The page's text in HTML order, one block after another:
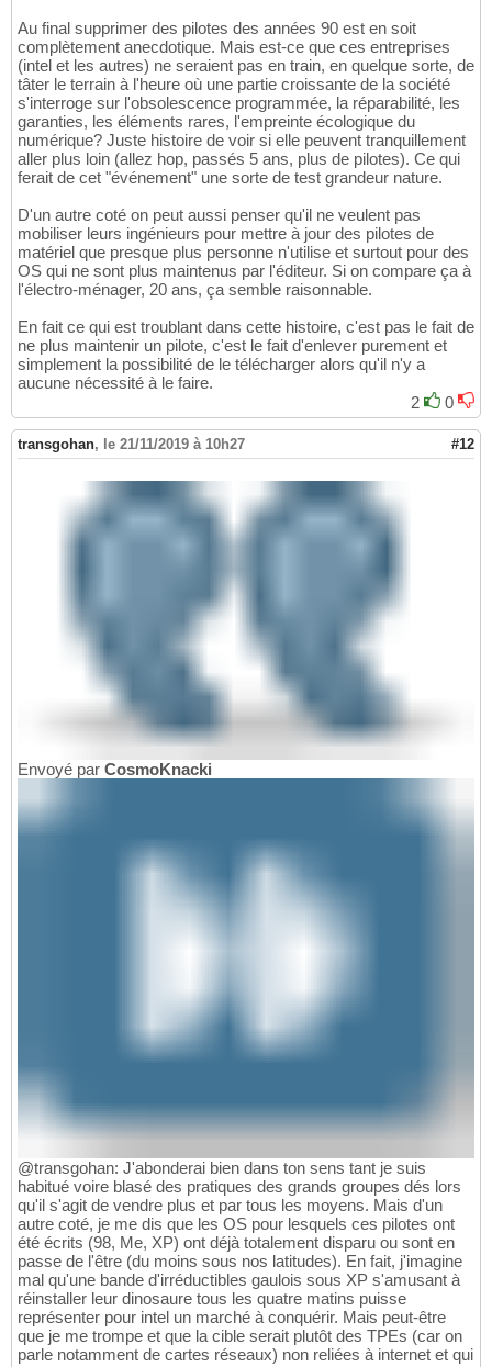
Au final supprimer des pilotes des années 90 est en soit
complètement anecdotique. Mais est-ce que ces entreprises
(intel et les autres) ne seraient pas en train, en quelque sorte, de
tâter le terrain à l'heure où une partie croissante de la société
s'interroge sur l'obsolescence programmée, la réparabilité, les
garanties, les éléments rares, l'empreinte écologique du
numérique? Juste histoire de voir si elle peuvent tranquillement
aller plus loin (allez hop, passés 5 ans, plus de pilotes). Ce qui
ferait de cet "événement" une sorte de test grandeur nature.
D'un autre coté on peut aussi penser qu'il ne veulent pas
mobiliser leurs ingénieurs pour mettre à jour des pilotes de
matériel que presque plus personne n'utilise et surtout pour des
OS qui ne sont plus maintenus par l'éditeur. Si on compare ça à
l'électro-ménager, 20 ans, ça semble raisonnable.
En fait ce qui est troublant dans cette histoire, c'est pas le fait de
ne plus maintenir un pilote, c'est le fait d'enlever purement et
simplement la possibilité de le télécharger alors qu'il n'y a
aucune nécessité à le faire.
2
0
transgohan, le 21/11/2019 à 10h27 #12
Envoyé par CosmoKnacki
@transgohan: J'abonderai bien dans ton sens tant je suis
habitué voire blasé des pratiques des grands groupes dés lors
qu'il s'agit de vendre plus et par tous les moyens. Mais d'un
autre coté, je me dis que les OS pour lesquels ces pilotes ont
été écrits (98, Me, XP) ont déjà totalement disparu ou sont en
passe de l'être (du moins sous nos latitudes). En fait, j'imagine
mal qu'une bande d'irréductibles gaulois sous XP s'amusant à
réinstaller leur dinosaure tous les quatre matins puisse
représenter pour intel un marché à conquérir. Mais peut-être
que je me trompe et que la cible serait plutôt des TPEs (car on
parle notamment de cartes réseaux) non reliées à internet et qui